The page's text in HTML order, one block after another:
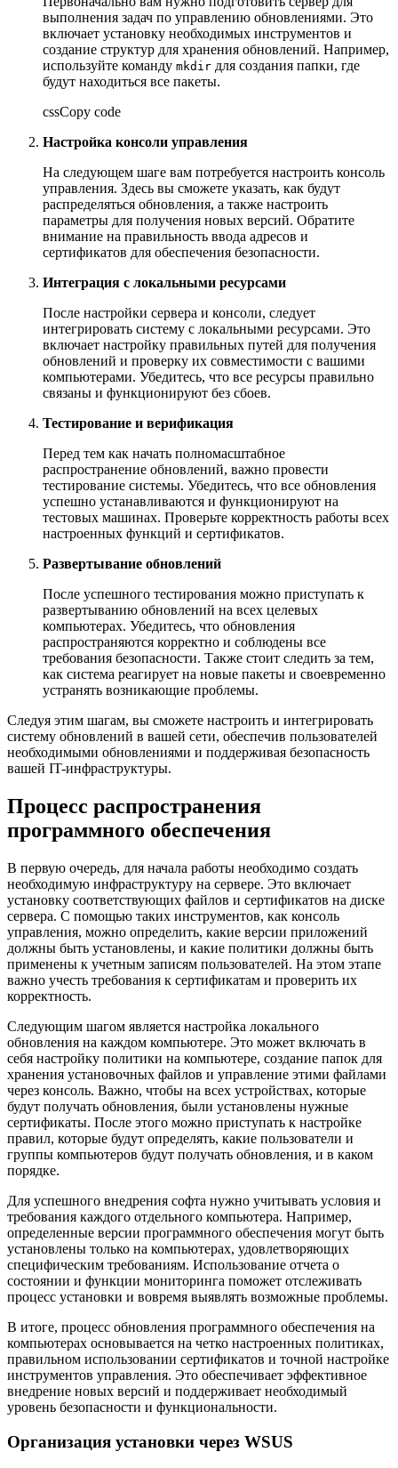
выполнения задач по управлению обновлениями. Это
включает установку необходимых инструментов и
создание структур для хранения обновлений. Например,
используйте команду mkdir для создания папки, где
будут находиться все пакеты.
cssCopy code
Настройка консоли управления
На следующем шаге вам потребуется настроить консоль
управления. Здесь вы сможете указать, как будут
распределяться обновления, а также настроить
параметры для получения новых версий. Обратите
внимание на правильность ввода адресов и
сертификатов для обеспечения безопасности.
Интеграция с локальными ресурсами
После настройки сервера и консоли, следует
интегрировать систему с локальными ресурсами. Это
включает настройку правильных путей для получения
обновлений и проверку их совместимости с вашими
компьютерами. Убедитесь, что все ресурсы правильно
связаны и функционируют без сбоев.
Тестирование и верификация
Перед тем как начать полномасштабное
распространение обновлений, важно провести
тестирование системы. Убедитесь, что все обновления
успешно устанавливаются и функционируют на
тестовых машинах. Проверьте корректность работы всех
настроенных функций и сертификатов.
Развертывание обновлений
После успешного тестирования можно приступать к
развертыванию обновлений на всех целевых
компьютерах. Убедитесь, что обновления
распространяются корректно и соблюдены все
требования безопасности. Также стоит следить за тем,
как система реагирует на новые пакеты и своевременно
устранять возникающие проблемы.
Следуя этим шагам, вы сможете настроить и интегрировать
систему обновлений в вашей сети, обеспечив пользователей
необходимыми обновлениями и поддерживая безопасность
вашей IT-инфраструктуры.
Процесс распространения
программного обеспечения
В первую очередь, для начала работы необходимо создать
необходимую инфраструктуру на сервере. Это включает
установку соответствующих файлов и сертификатов на диске
сервера. С помощью таких инструментов, как консоль
управления, можно определить, какие версии приложений
должны быть установлены, и какие политики должны быть
применены к учетным записям пользователей. На этом этапе
важно учесть требования к сертификатам и проверить их
корректность.
Следующим шагом является настройка локального
обновления на каждом компьютере. Это может включать в
себя настройку политики на компьютере, создание папок для
хранения установочных файлов и управление этими файлами
через консоль. Важно, чтобы на всех устройствах, которые
будут получать обновления, были установлены нужные
сертификаты. После этого можно приступать к настройке
правил, которые будут определять, какие пользователи и
группы компьютеров будут получать обновления, и в каком
порядке.
Для успешного внедрения софта нужно учитывать условия и
требования каждого отдельного компьютера. Например,
определенные версии программного обеспечения могут быть
установлены только на компьютерах, удовлетворяющих
специфическим требованиям. Использование отчета о
состоянии и функции мониторинга поможет отслеживать
процесс установки и вовремя выявлять возможные проблемы.
В итоге, процесс обновления программного обеспечения на
компьютерах основывается на четко настроенных политиках,
правильном использовании сертификатов и точной настройке
инструментов управления. Это обеспечивает эффективное
внедрение новых версий и поддерживает необходимый
уровень безопасности и функциональности.
Организация установки через WSUS